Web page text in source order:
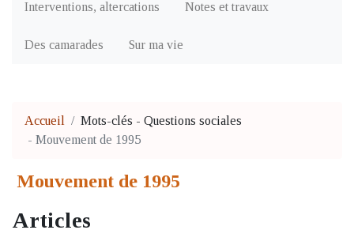
Interventions, altercations Notes et travaux
Des camarades Sur ma vie
Accueil Mots-clés - Questions sociales
- Mouvement de 1995
Mouvement de 1995
Articles